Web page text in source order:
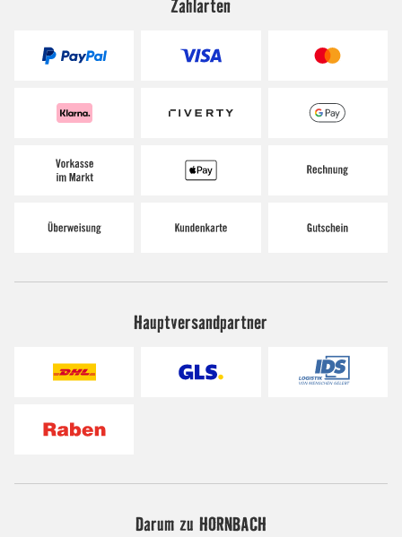
Zahlarten
Hauptversandpartner
Darum zu HORNBACH